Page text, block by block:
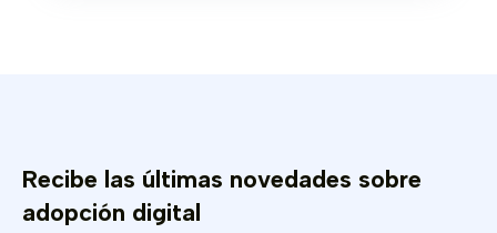
Recibe las últimas novedades sobre
adopción digital